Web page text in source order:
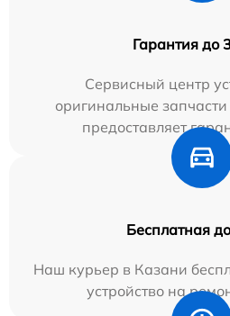
Гарантия до
Сервисный центр
оригинальные
предоставляет
Бесплатная
Наш курьер в Казани
устройство на